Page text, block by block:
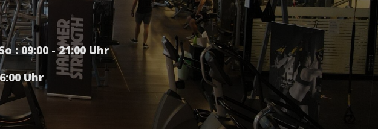
: 09:00 - 21:00 Uhr
Uhr